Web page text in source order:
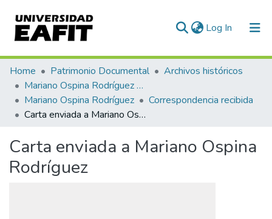
Log In (current)
Communities & Collections
All of DSpace
Statistics
Home Patrimonio Documental
Archivos históricos
Mariano Ospina Rodríguez (1826 -1912)
Mariano Ospina Rodríguez
Correspondencia recibida
Carta enviada a Mariano Ospina Rodríguez
Carta enviada a Mariano Ospina
Rodríguez